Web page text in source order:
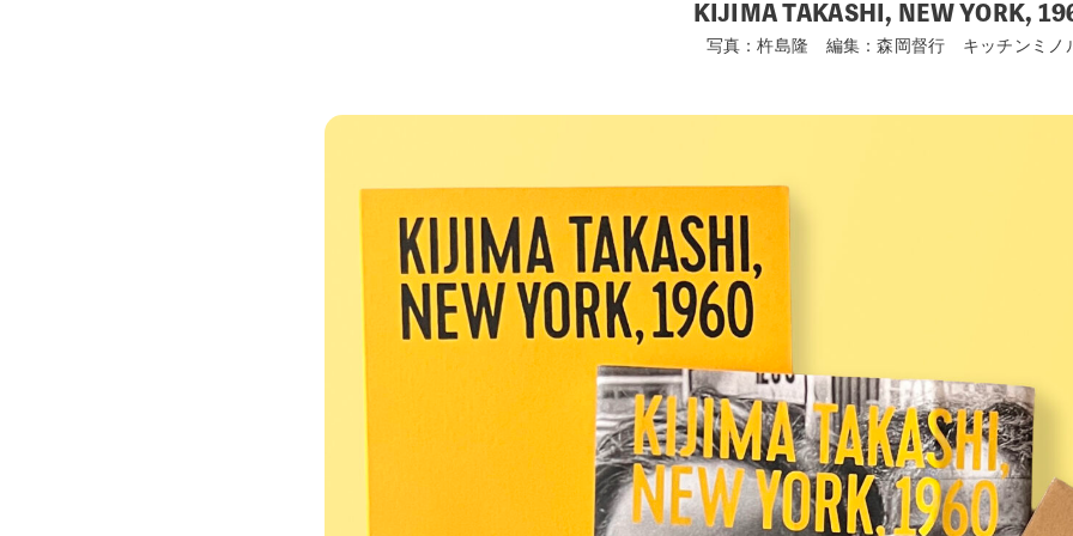
KIJIMA TAKASHI, NEW YORK,
写真：杵島隆 編集：森岡督行 キッチンミノ